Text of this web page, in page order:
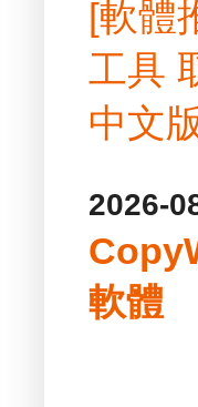
[軟體
工具
中文
2026-
軟體